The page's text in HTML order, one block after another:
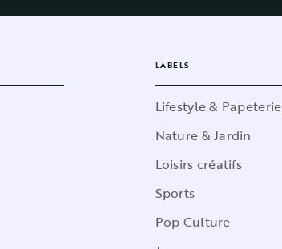
LABELS
Lifestyle & Papeterie
Nature & Jardin
Loisirs créatifs
Sports
Pop Culture